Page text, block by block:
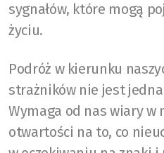
sygnałów, które mogą
życiu.
Podróż w kierunku
strażników nie jest
Wymaga od nas wiary w
otwartości na to, co